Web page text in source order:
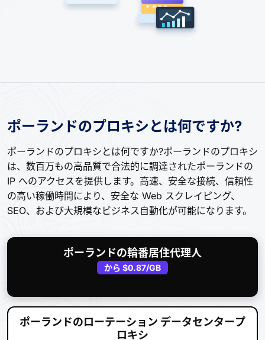
ポーランドのプロキシとは何ですか?
ポーランドのプロキシとは何ですか?ポーランドのプロキシ
は、数百万もの高品質で合法的に調達されたポーランドの
IP へのアクセスを提供します。高速、安全な接続、信頼性
の高い稼働時間により、安全な Web スクレイピング、
SEO、および大規模なビジネス自動化が可能になります。
ポーランドの輪番居住代理人
から $0.87/GB
ポーランドのローテーション データセンタープ
ロキシ